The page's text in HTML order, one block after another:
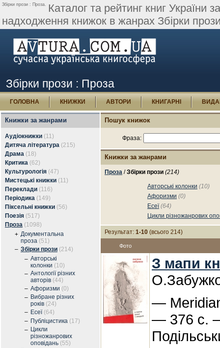
Збірки прози : Проза. Каталог та рейтинг книг України
надходження книжок в жанрах Збірки
Збірки прози : Проза
ГОЛОВНА КНИЖКИ АВТОРИ КНИГАРНІ
Книжки за жанрами
Аудіокнижки (11)
Дитяча література (215)
Драма (18)
Критика (62)
Культурологія (47)
Мистецькі книжки (11)
Переклади (116)
Періодика (149)
Піксельні книжки (56)
Поезія (517)
Проза (1098)
+ Документальна
проза (51)
– Збірки прози (214)
– Авторські
колонки (10)
– Антології різних
авторів (44)
– Афоризми (0)
– Вибране різних
років (24)
– Есеї (64)
– Публіцистика (17)
– Цикли
різножанрових
оповідань (55)
Пошук книжок
Фраза:
Книжки за жанрами
Проза /Збірки прози (214)
Авторські колонки (10)
Афоризми (0)
Есеї (64)
Цикли різножанрових
Результат: 1-10 (всього 214)
Фото
З мапи
—
— 376 с.